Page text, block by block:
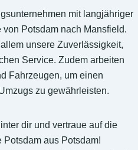
mit langjähriger
Potsdam nach Mansfield.
unsere Zuverlässigkeit,
Service. Zudem arbeiten
Fahrzeugen, um einen
zu gewährleisten.
dir und vertraue auf die
Potsdam aus Potsdam!